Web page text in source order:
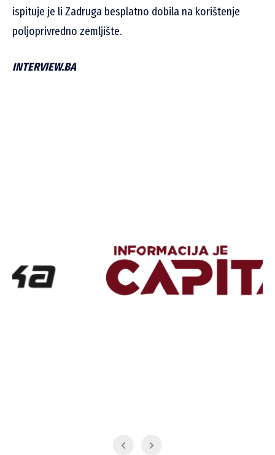
ispituje je li Zadruga besplatno dobila na korištenje
poljoprivredno zemljište.
INTERVIEW.BA